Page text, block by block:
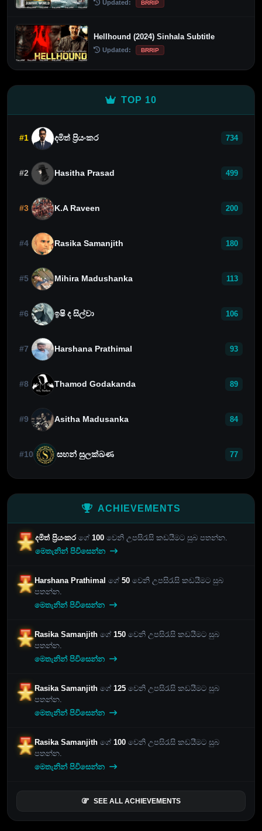
Updated: BRRIP
Hellhound (2024) Sinhala Subtitle
Updated: BRRIP
TOP 10
#1 දමිත් ප්‍රියංකර 734
#2 Hasitha Prasad 499
#3 K.A Raveen 200
#4 Rasika Samanjith 180
#5 Mihira Madushanka 113
#6 ඉෂි ද සිල්වා 106
#7 Harshana Prathimal 93
#8 Thamod Godakanda 89
#9 Asitha Madusanka 84
#10 සහන් සුලක්ඛණ 77
ACHIEVEMENTS
දමිත් ප්‍රියංකර ගේ 100 වෙනි උපසිරැසි කඩයීමට සුබ පතන්න.
මෙතැනින් පිවිසෙන්න
Harshana Prathimal ගේ 50වෙනි උපසිරැසි කඩයීමට සුබ
පතන්න.
මෙතැනින් පිවිසෙන්න
Rasika Samanjithගේ150 වෙනි උපසිරැසි කඩයීමට සුබ
පතන්න.
මෙතැනින් පිවිසෙන්න
Rasika Samanjithගේ125 වෙනි උපසිරැසි කඩයීමට සුබ
පතන්න.
මෙතැනින් පිවිසෙන්න
Rasika Samanjithගේ100 වෙනි උපසිරැසි කඩයීමට සුබ
පතන්න.
මෙතැනින් පිවිසෙන්න
SEE ALL ACHIEVEMENTS